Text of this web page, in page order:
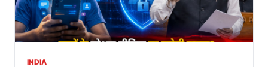
INDIA